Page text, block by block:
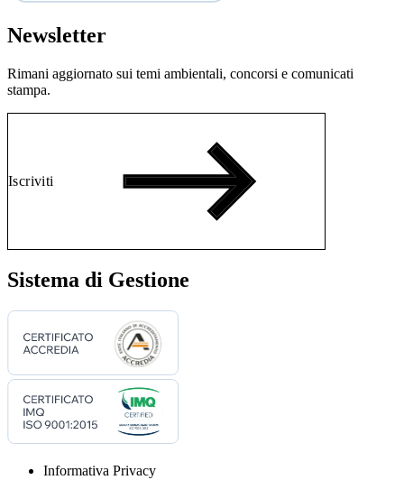
Newsletter
Rimani aggiornato sui temi ambientali, concorsi e comunicati
stampa.
Iscriviti
Sistema di Gestione
Informativa Privacy